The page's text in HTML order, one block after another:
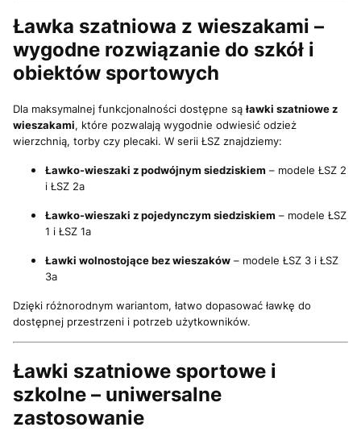
Ławka szatniowa z wieszakami –
wygodne rozwiązanie do szkół i
obiektów sportowych
Dla maksymalnej funkcjonalności dostępne są ławki szatniowe z
wieszakami, które pozwalają wygodnie odwiesić odzież
wierzchnią, torby czy plecaki. W serii ŁSZ znajdziemy:
Ławko-wieszaki z podwójnym siedziskiem – modele ŁSZ 2
i ŁSZ 2a
Ławko-wieszaki z pojedynczym siedziskiem – modele ŁSZ
1 i ŁSZ 1a
Ławki wolnostojące bez wieszaków – modele ŁSZ 3 i ŁSZ
3a
Dzięki różnorodnym wariantom, łatwo dopasować ławkę do
dostępnej przestrzeni i potrzeb użytkowników.
Ławki szatniowe sportowe i
szkolne – uniwersalne
zastosowanie